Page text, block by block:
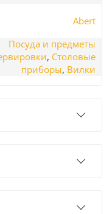
Abert
Посуда и предметы
, Столовые
приборы, Вилки